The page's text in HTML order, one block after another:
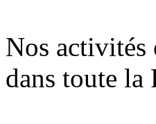
Nos activités
dans toute la